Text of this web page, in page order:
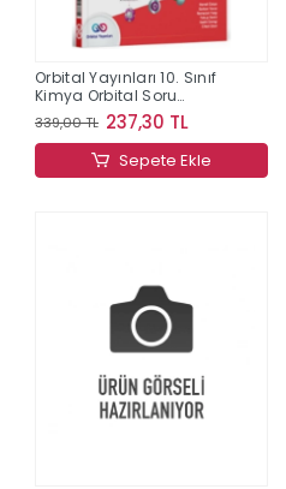
Orbital Yayınları 10. Sınıf
Kimya Orbital Soru
Bankası
339,00 TL 237,30 TL
Sepete Ekle